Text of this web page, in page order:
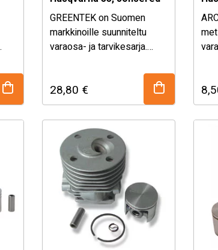
2054, Partner 540
GREENTEK on Suomen
markkinoille suunniteltu
varaosa- ja tarvikesarja.
kohtuullisen hintaiset
varaosat ja tarvikkeet
puutarha koneisiin ja
28,80 €